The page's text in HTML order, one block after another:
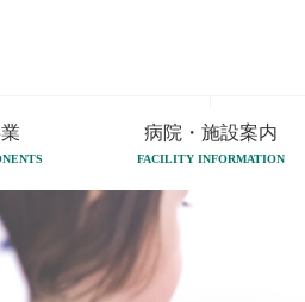
病院・施設案内
FACILITY INFORMATION